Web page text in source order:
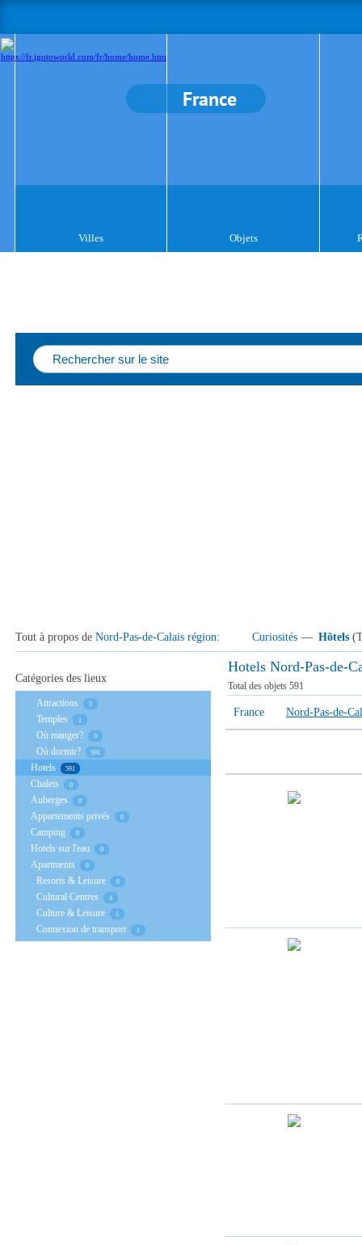
France
Villes Objets
Tout à propos de Nord-Pas-de-Calais région: Curiosités — Hôtels
Hotels Nord-Pas-de-
Total des objets 591
France Nord-Pas-de-
Catégories des lieux
Аttractions 5
Temples 1
Où manger? 0
Où dormir? 591
Hotels 591
Chalets 0
Auberges 0
Appartements privés 0
Camping 0
Hotels sur l'eau 0
Apartments 0
Resorts & Leisure 0
Cultural Centres 4
Culture & Leisure 1
Connexion de transport 1